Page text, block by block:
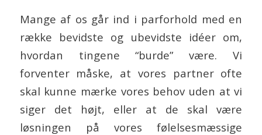
Mange af os går ind i parforhold med en
række bevidste og ubevidste idéer om,
hvordan tingene “burde” være. Vi
forventer måske, at vores partner ofte
skal kunne mærke vores behov uden at vi
siger det højt, eller at de skal være
løsningen på vores følelsesmæssige